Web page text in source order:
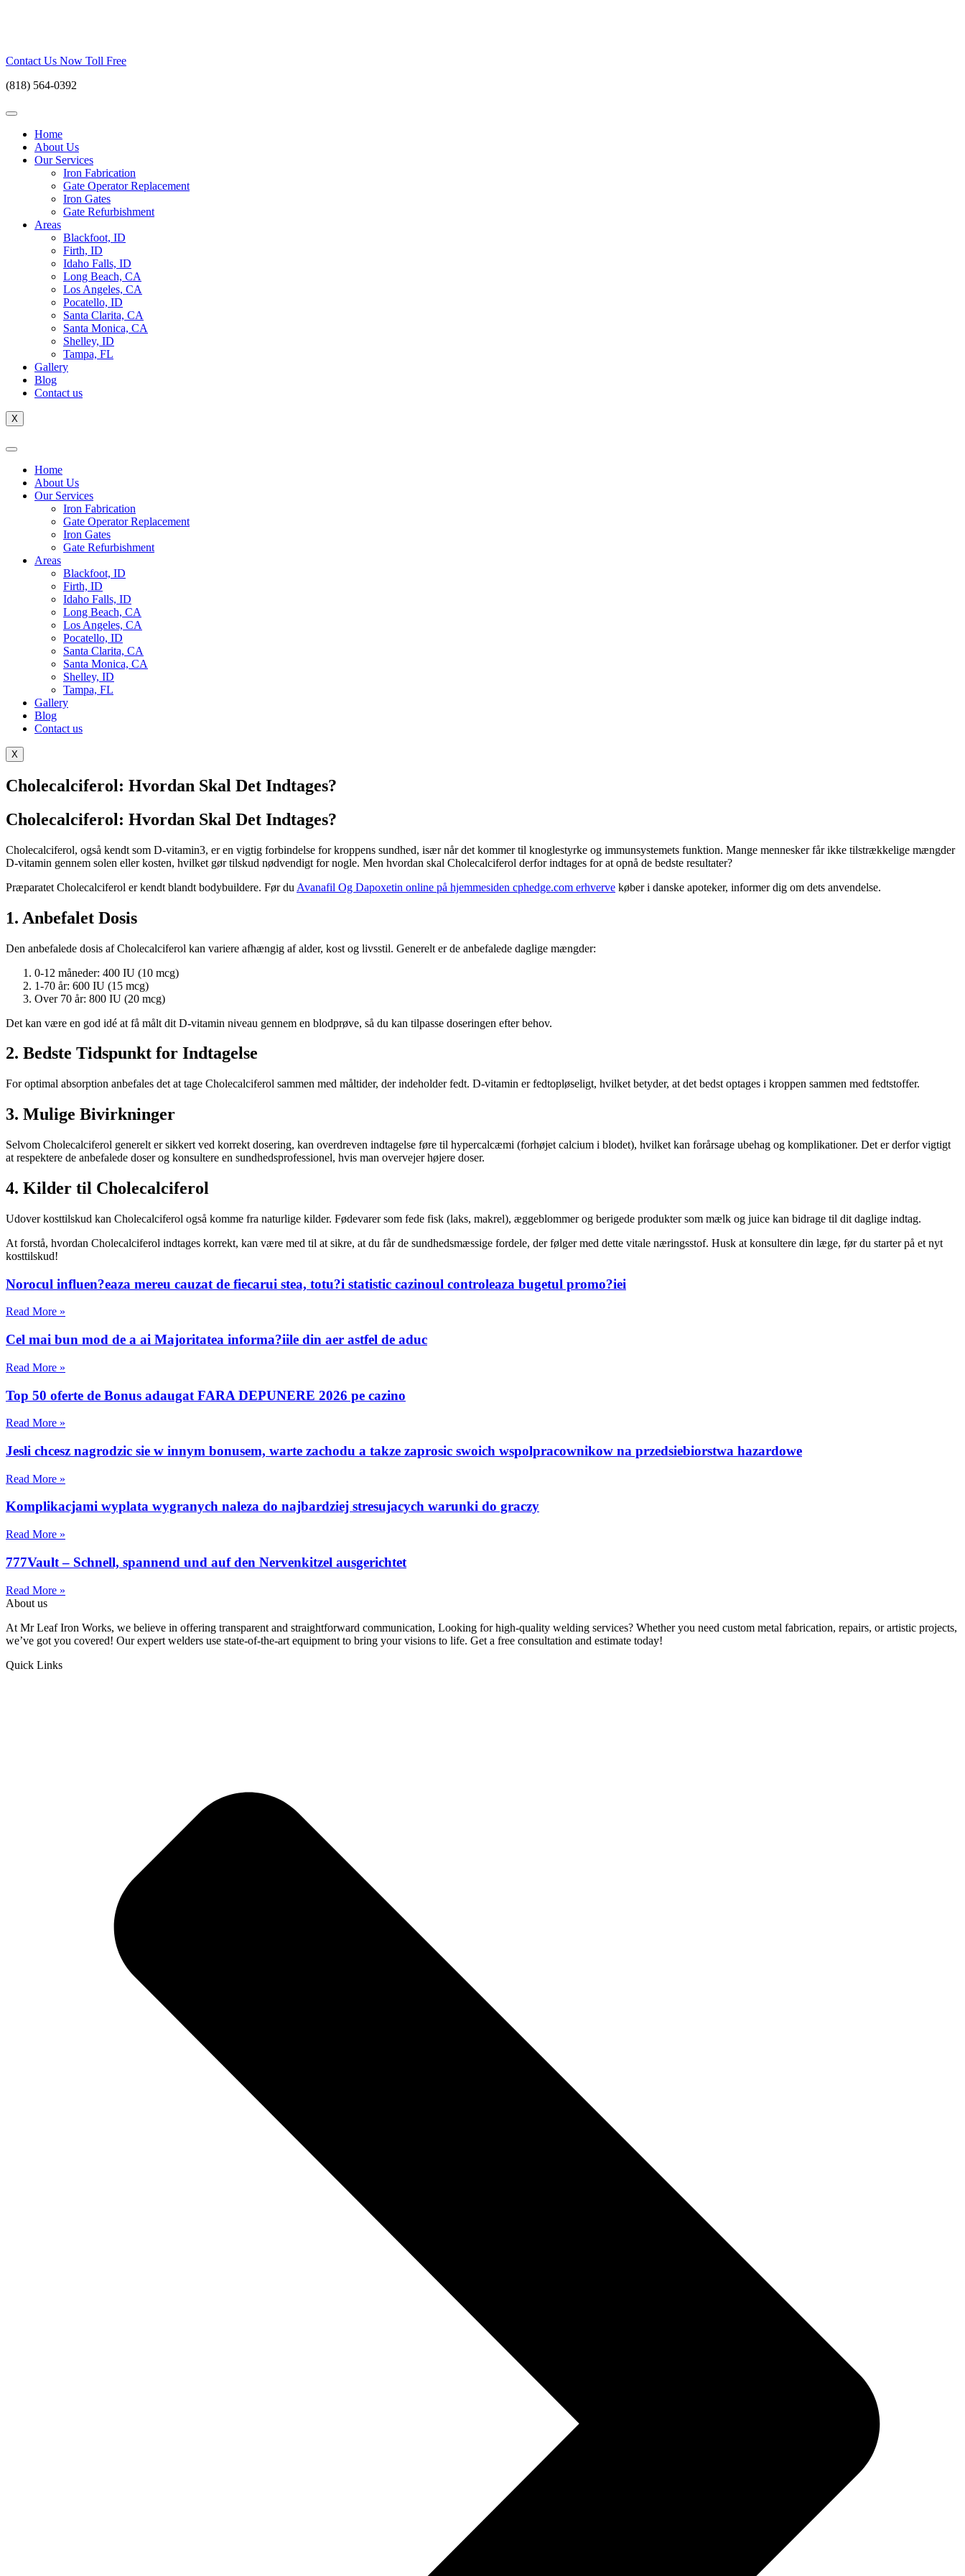
Contact Us Now Toll Free
(818) 564-0392
Home
About Us
Our Services
Iron Fabrication
Gate Operator Replacement
Iron Gates
Gate Refurbishment
Areas
Blackfoot, ID
Firth, ID
Idaho Falls, ID
Long Beach, CA
Los Angeles, CA
Pocatello, ID
Santa Clarita, CA
Santa Monica, CA
Shelley, ID
Tampa, FL
Gallery
Blog
Contact us
X
Home
About Us
Our Services
Iron Fabrication
Gate Operator Replacement
Iron Gates
Gate Refurbishment
Areas
Blackfoot, ID
Firth, ID
Idaho Falls, ID
Long Beach, CA
Los Angeles, CA
Pocatello, ID
Santa Clarita, CA
Santa Monica, CA
Shelley, ID
Tampa, FL
Gallery
Blog
Contact us
X
Cholecalciferol: Hvordan Skal Det Indtages?
Cholecalciferol: Hvordan Skal Det Indtages?
Cholecalciferol, også kendt som D-vitamin3, er en vigtig forbindelse for kroppens sundhed, især når det kommer til knoglestyrke og immunsystemets funktion. Mange mennesker får ikke tilstrækkelige mængder
D-vitamin gennem solen eller kosten, hvilket gør tilskud nødvendigt for nogle. Men hvordan skal Cholecalciferol derfor indtages for at opnå de bedste resultater?
Præparatet Cholecalciferol er kendt blandt bodybuildere. Før du Avanafil Og Dapoxetin online på hjemmesiden cphedge.com erhverve køber i danske apoteker, informer dig om dets anvendelse.
1. Anbefalet Dosis
Den anbefalede dosis af Cholecalciferol kan variere afhængig af alder, kost og livsstil. Generelt er de anbefalede daglige mængder:
0-12 måneder: 400 IU (10 mcg)
1-70 år: 600 IU (15 mcg)
Over 70 år: 800 IU (20 mcg)
Det kan være en god idé at få målt dit D-vitamin niveau gennem en blodprøve, så du kan tilpasse doseringen efter behov.
2. Bedste Tidspunkt for Indtagelse
For optimal absorption anbefales det at tage Cholecalciferol sammen med måltider, der indeholder fedt. D-vitamin er fedtopløseligt, hvilket betyder, at det bedst optages i kroppen sammen med fedtstoffer.
3. Mulige Bivirkninger
Selvom Cholecalciferol generelt er sikkert ved korrekt dosering, kan overdreven indtagelse føre til hypercalcæmi (forhøjet calcium i blodet), hvilket kan forårsage ubehag og komplikationer. Det er derfor vigtigt
at respektere de anbefalede doser og konsultere en sundhedsprofessionel, hvis man overvejer højere doser.
4. Kilder til Cholecalciferol
Udover kosttilskud kan Cholecalciferol også komme fra naturlige kilder. Fødevarer som fede fisk (laks, makrel), æggeblommer og berigede produkter som mælk og juice kan bidrage til dit daglige indtag.
At forstå, hvordan Cholecalciferol indtages korrekt, kan være med til at sikre, at du får de sundhedsmæssige fordele, der følger med dette vitale næringsstof. Husk at konsultere din læge, før du starter på et nyt
kosttilskud!
Norocul influen?eaza mereu cauzat de fiecarui stea, totu?i statistic cazinoul controleaza bugetul promo?iei
Read More »
Cel mai bun mod de a ai Majoritatea informa?iile din aer astfel de aduc
Read More »
Top 50 oferte de Bonus adaugat FARA DEPUNERE 2026 pe cazino
Read More »
Jesli chcesz nagrodzic sie w innym bonusem, warte zachodu a takze zaprosic swoich wspolpracownikow na przedsiebiorstwa hazardowe
Read More »
Komplikacjami wyplata wygranych naleza do najbardziej stresujacych warunki do graczy
Read More »
777Vault – Schnell, spannend und auf den Nervenkitzel ausgerichtet
Read More »
About us
At Mr Leaf Iron Works, we believe in offering transparent and straightforward communication, Looking for high-quality welding services? Whether you need custom metal fabrication, repairs, or artistic projects,
we’ve got you covered! Our expert welders use state-of-the-art equipment to bring your visions to life. Get a free consultation and estimate today!
Quick Links